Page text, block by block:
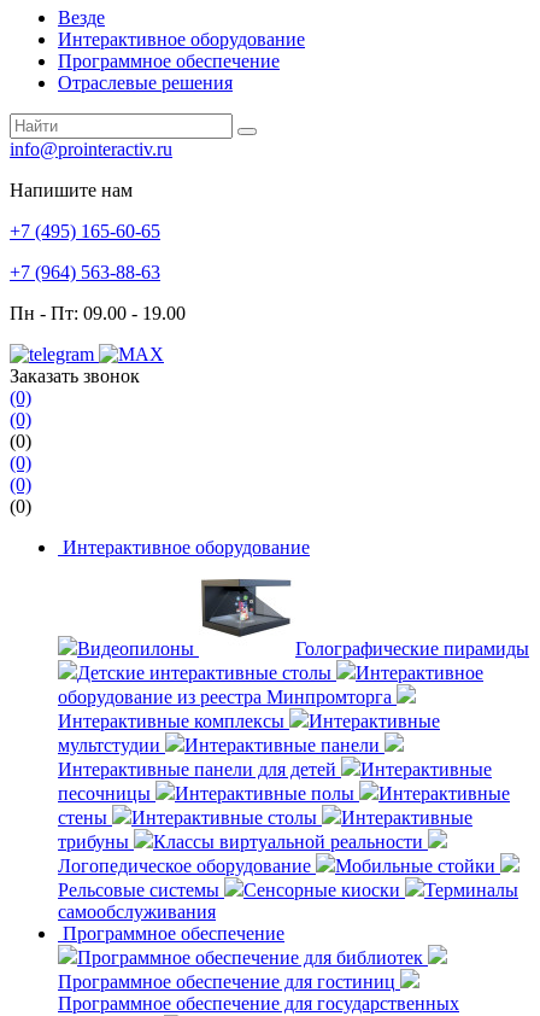
Везде
Интерактивное оборудование
Программное обеспечение
Отраслевые решения
info@prointeractiv.ru
Напишите нам
+7 (495) 165-60-65
+7 (964) 563-88-63
Пн - Пт: 09.00 - 19.00
Заказать звонок
(0)
(0)
(0)
(0)
(0)
(0)
Интерактивное оборудование
Видеопилоны
Голографические пирамиды
Детские интерактивные столы
Интерактивное
оборудование из реестра Минпромторга
Интерактивные комплексы
Интерактивные
мультстудии
Интерактивные панели
Интерактивные панели для детей
Интерактивные
песочницы
Интерактивные полы
Интерактивные
стены
Интерактивные столы
Интерактивные
трибуны
Классы виртуальной реальности
Логопедическое оборудование
Мобильные стойки
Рельсовые системы
Сенсорные киоски
Терминалы
самообслуживания
Программное обеспечение
Программное обеспечение для библиотек
Программное обеспечение для гостиниц
Программное обеспечение для государственных